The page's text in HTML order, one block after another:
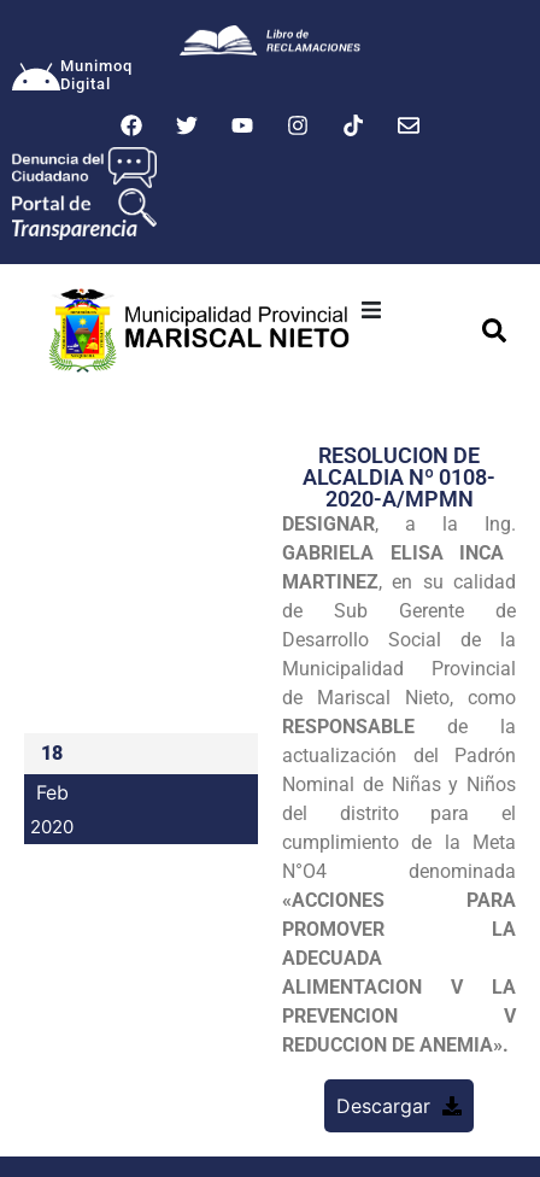
Munimoq
Digital
Transparencia
Seguridad
Programas
Intranet
18
Feb
2020
RESOLUCION DE
ALCALDIA Nº 0108-
2020-A/MPMN
DESIGNAR, a la Ing.
GABRIELA ELISA INCA
MARTINEZ, en su calidad
de Sub Gerente de
Desarrollo Social de la
Municipalidad Provincial
de Mariscal Nieto, como
RESPONSABLE de la
actualización del Padrón
Nominal de Niñas y Niños
del distrito para el
cumplimiento de la Meta
N°O4 denominada
«ACCIONES PARA
PROMOVER LA
ADECUADA
ALIMENTACION V LA
PREVENCION V
REDUCCION DE ANEMIA».
Descargar